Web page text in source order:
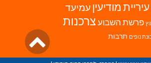
עיריית מודיעין עמיעד
פרשת השבועצרכנות
נופים תרבות